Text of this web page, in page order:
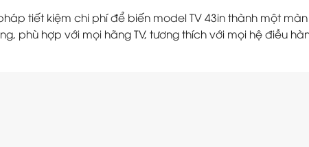
tiết kiệm chi phí để biến model TV 43in thành một
phù hợp với mọi hãng TV, tương thích với mọi hệ điều